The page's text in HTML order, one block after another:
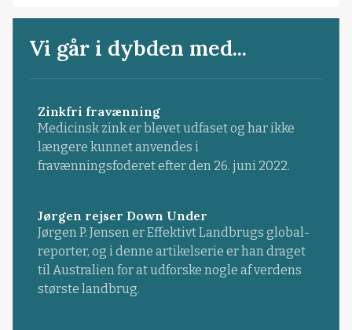
Vi går i dybden med...
Zinkfri fravænning
Medicinsk zink er blevet udfaset og har ikke
længere kunnet anvendes i
fravænningsfoderet efter den 26. juni 2022.
Jørgen rejser Down Under
Jørgen P. Jensen er Effektivt Landbrugs global-
reporter, og i denne artikelserie er han draget
til Australien for at udforske nogle af verdens
største landbrug.